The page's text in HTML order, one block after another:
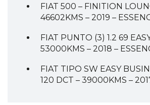
FIAT 500 – FINITION
46602KMS – 2019 –
FIAT PUNTO (3) 1.2 69
53000KMS – 2018 –
FIAT TIPO SW EASY
120 DCT – 39000KMS –